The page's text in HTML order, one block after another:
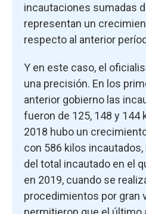
incautaciones sumadas
representan un
respecto al anterior
Y en este caso, el
una precisión. En los
anterior gobierno las
fueron de 125, 148 y 144
2018 hubo un
con 586 kilos incautados,
del total incautado en el
en 2019, cuando se
procedimientos por gran